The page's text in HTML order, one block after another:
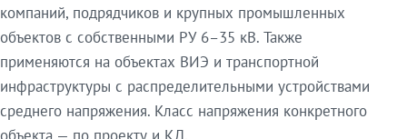
компаний, подрядчиков и крупных промышленных
объектов с собственными РУ 6–35 кВ. Также
применяются на объектах ВИЭ и транспортной
инфраструктуры с распределительными устройствами
среднего напряжения. Класс напряжения конкретного